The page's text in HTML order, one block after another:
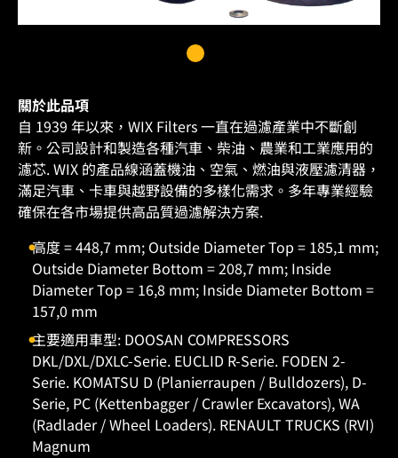
關於此品項
自 1939 年以來，WIX Filters 一直在過濾產業中不斷創
新。公司設計和製造各種汽車、柴油、農業和工業應用的
濾芯. WIX 的產品線涵蓋機油、空氣、燃油與液壓濾清器，
滿足汽車、卡車與越野設備的多樣化需求。多年專業經驗
確保在各市場提供高品質過濾解決方案.
高度 = 448,7 mm; Outside Diameter Top = 185,1 mm;
Outside Diameter Bottom = 208,7 mm; Inside
Diameter Top = 16,8 mm; Inside Diameter Bottom =
157,0 mm
主要適用車型: DOOSAN COMPRESSORS
DKL/DXL/DXLC-Serie. EUCLID R-Serie. FODEN 2-
Serie. KOMATSU D (Planierraupen / Bulldozers), D-
Serie, PC (Kettenbagger / Crawler Excavators), WA
(Radlader / Wheel Loaders). RENAULT TRUCKS (RVI)
Magnum